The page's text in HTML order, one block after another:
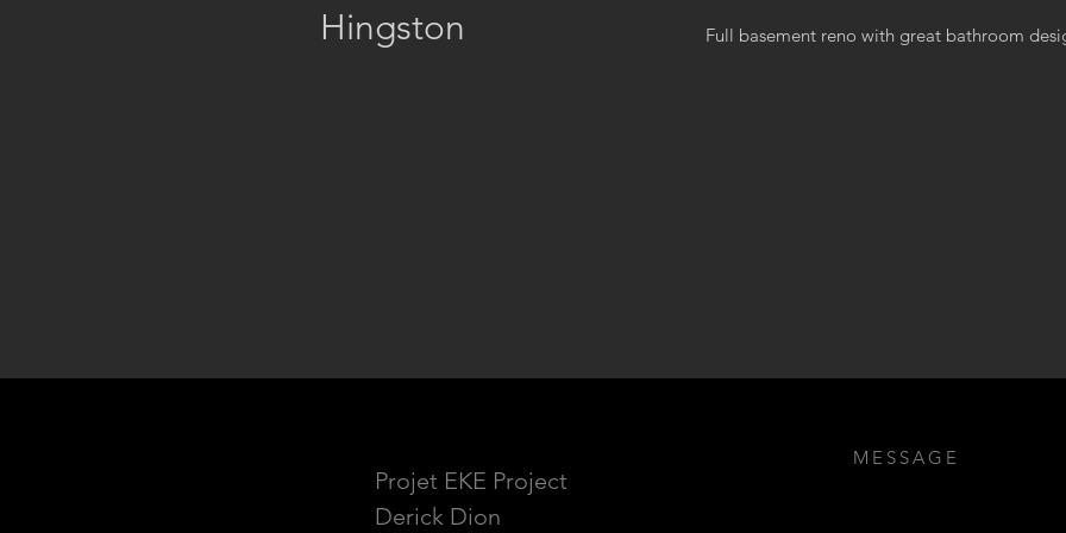
Hingston Full basement reno with great bathroom
Projet EKE Project
Derick Dion
MESSAGE